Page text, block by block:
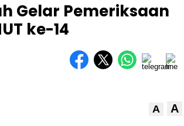
Gelar Pemeriksaan
ke-14
A A